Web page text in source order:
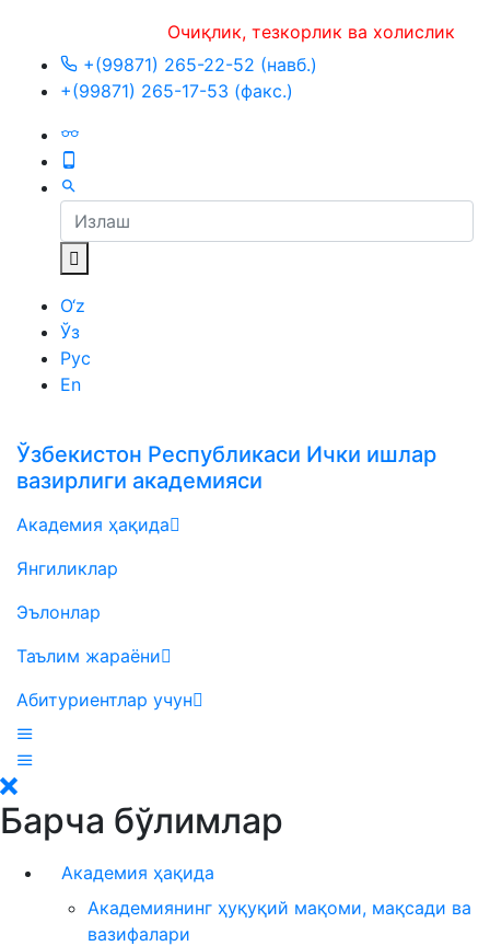
Очиқлик, тезкорлик ва холислик
+(99871) 265-22-52 (навб.)
+(99871) 265-17-53 (факс.)
O‘z
Ўз
Рус
En
Ўзбекистон Республикаси Ички ишлар
вазирлиги академияси
Академия ҳақида
Янгиликлар
Эълонлар
Таълим жараёни
Абитуриентлар учун
Барча бўлимлар
Академия ҳақида
Академиянинг ҳуқуқий мақоми, мақсади ва
вазифалари